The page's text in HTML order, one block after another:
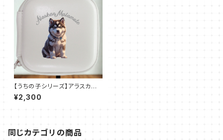
【うちの子シリーズ】アラスカン
マラミュート|レザースタイルマ
ルチケース（全3色）
¥2,300
同じカテゴリの商品